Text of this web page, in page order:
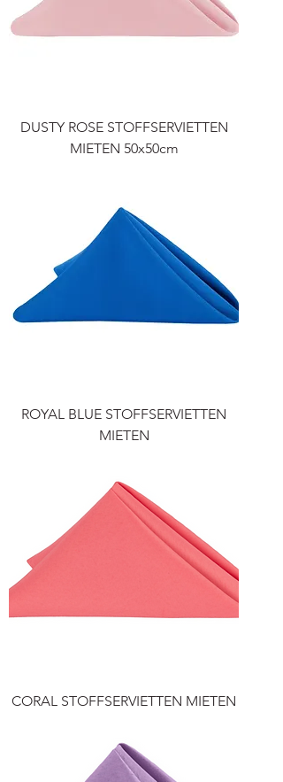
DUSTY ROSE STOFFSERVIETTEN
MIETEN 50x50cm
ROYAL BLUE STOFFSERVIETTEN
MIETEN
CORAL STOFFSERVIETTEN MIETEN